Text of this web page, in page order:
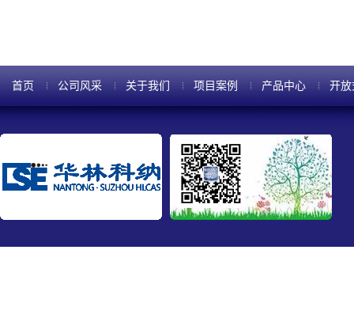
首页 公司风采 关于我们 项目案例 产品中心 开放